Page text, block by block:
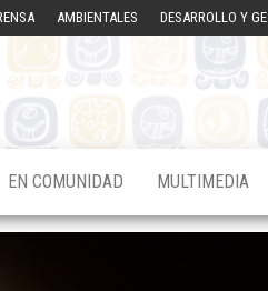
AMBIENTALES DESARROLLO Y
EN COMUNIDAD MULTIMEDIA